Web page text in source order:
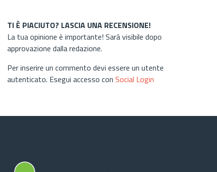
TI È PIACIUTO? LASCIA UNA RECENSIONE!
La tua opinione è importante! Sarà visibile dopo
approvazione dalla redazione.
Per inserire un commento devi essere un utente
autenticato. Esegui accesso con Social Login